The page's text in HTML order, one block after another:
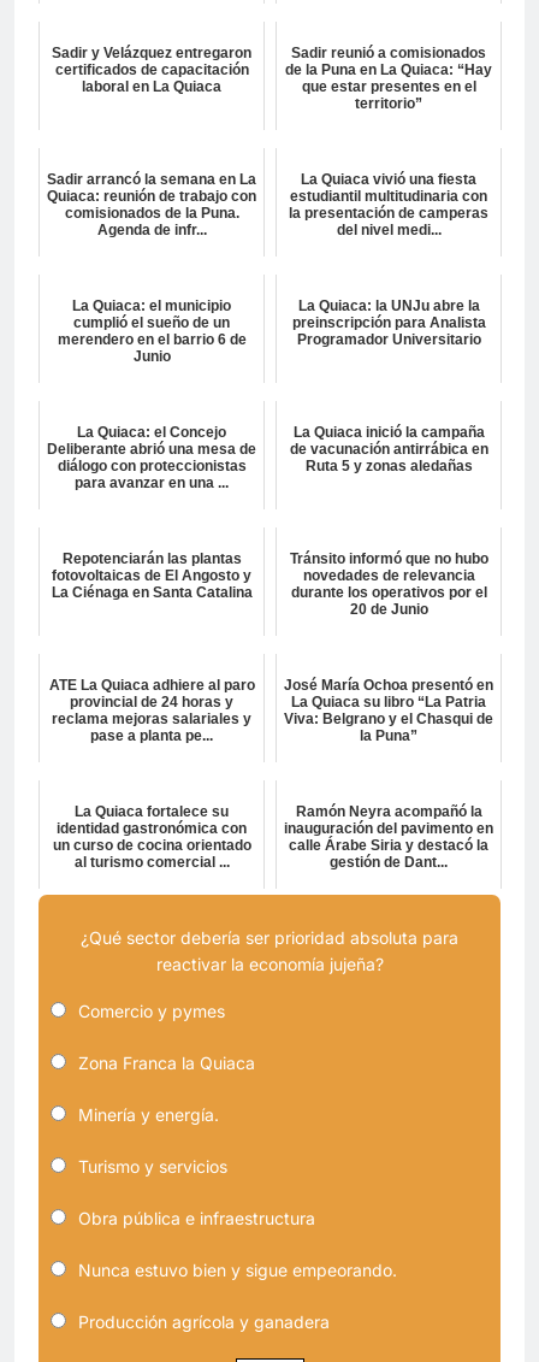
Sadir y Velázquez entregaron
certificados de capacitación
laboral en La Quiaca
Sadir reunió a comisionados
de la Puna en La Quiaca: “Hay
que estar presentes en el
territorio”
Sadir arrancó la semana en La
Quiaca: reunión de trabajo con
comisionados de la Puna.
Agenda de infr...
La Quiaca vivió una fiesta
estudiantil multitudinaria con
la presentación de camperas
del nivel medi...
La Quiaca: el municipio
cumplió el sueño de un
merendero en el barrio 6 de
Junio
La Quiaca: la UNJu abre la
preinscripción para Analista
Programador Universitario
La Quiaca: el Concejo
Deliberante abrió una mesa de
diálogo con proteccionistas
para avanzar en una ...
La Quiaca inició la campaña
de vacunación antirrábica en
Ruta 5 y zonas aledañas
Repotenciarán las plantas
fotovoltaicas de El Angosto y
La Ciénaga en Santa Catalina
Tránsito informó que no hubo
novedades de relevancia
durante los operativos por el
20 de Junio
ATE La Quiaca adhiere al paro
provincial de 24 horas y
reclama mejoras salariales y
pase a planta pe...
José María Ochoa presentó en
La Quiaca su libro “La Patria
Viva: Belgrano y el Chasqui de
la Puna”
La Quiaca fortalece su
identidad gastronómica con
un curso de cocina orientado
al turismo comercial ...
Ramón Neyra acompañó la
inauguración del pavimento en
calle Árabe Siria y destacó la
gestión de Dant...
¿Qué sector debería ser prioridad absoluta para
reactivar la economía jujeña?
Comercio y pymes
Zona Franca la Quiaca
Minería y energía.
Turismo y servicios
Obra pública e infraestructura
Nunca estuvo bien y sigue empeorando.
Producción agrícola y ganadera